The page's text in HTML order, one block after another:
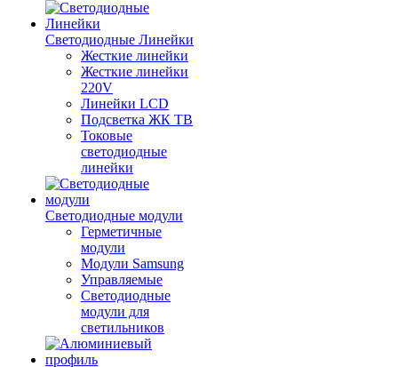
Светодиодные Линейки
Жесткие линейки
Жесткие линейки
220V
Линейки LCD
Подсветка ЖК ТВ
Токовые
светодиодные
линейки
Светодиодные модули
Герметичные
модули
Модули Samsung
Управляемые
Светодиодные
модули для
светильников